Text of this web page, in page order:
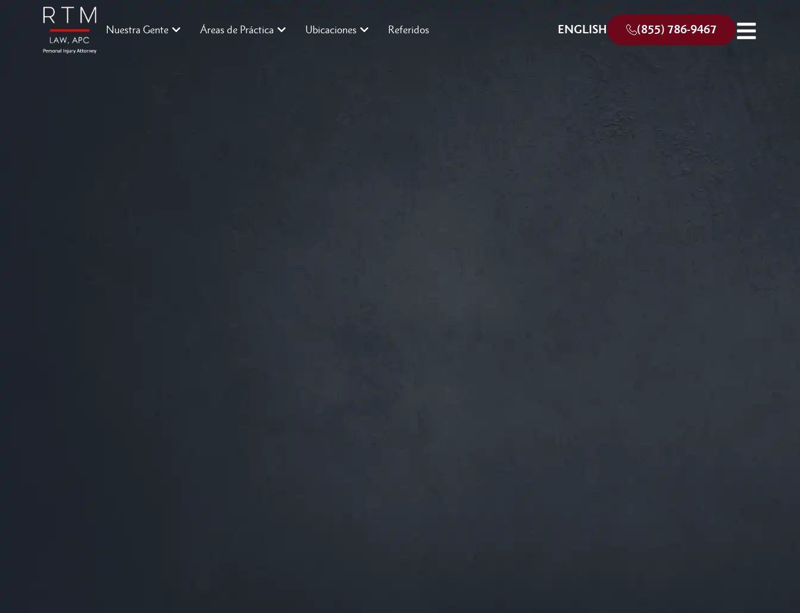
Nuestra Gente Áreas de Práctica Ubicaciones Referidos ENGLISH (855) 786-9467